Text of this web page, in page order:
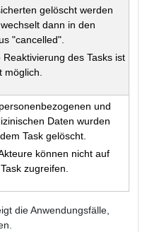
gelöscht werden
dann in den
"cancelled".
Reaktivierung des Tasks ist
möglich.
und
Daten wurden
Task gelöscht.
können nicht auf
zugreifen.
die Anwendungsfälle,